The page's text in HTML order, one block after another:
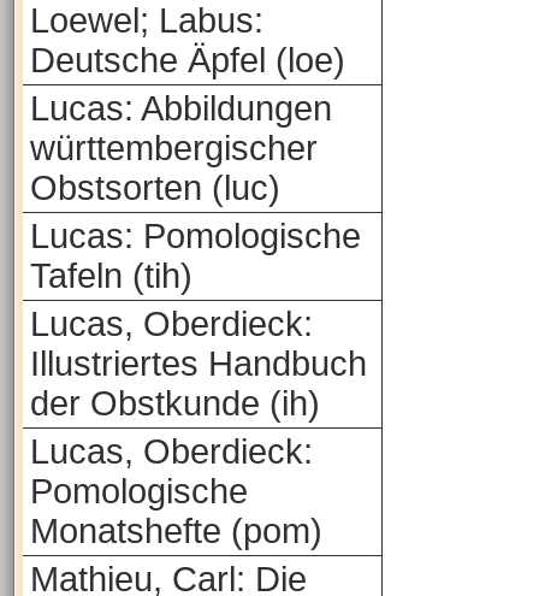
Loewel; Labus:
Deutsche Äpfel (loe)
Lucas: Abbildungen
württembergischer
Obstsorten (luc)
Lucas: Pomologische
Tafeln (tih)
Lucas, Oberdieck:
Illustriertes Handbuch
der Obstkunde (ih)
Lucas, Oberdieck:
Pomologische
Monatshefte (pom)
Mathieu, Carl: Die